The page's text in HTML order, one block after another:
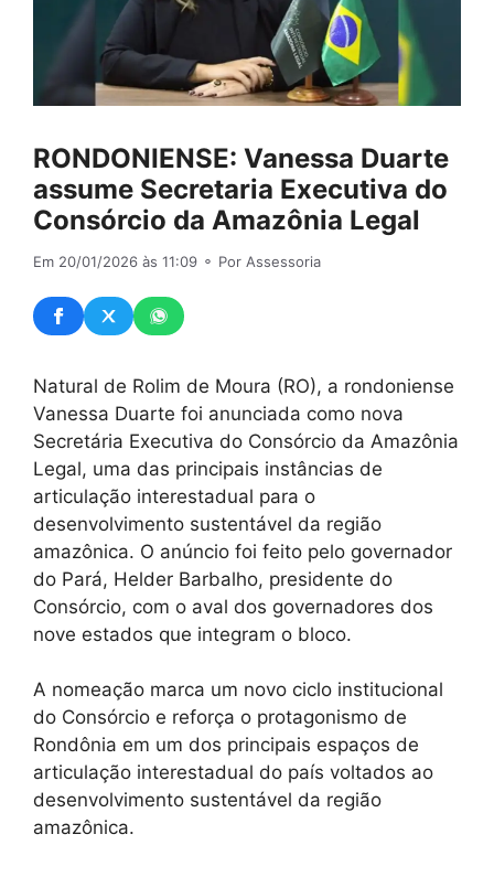
RONDONIENSE: Vanessa Duarte
assume Secretaria Executiva do
Consórcio da Amazônia Legal
Em 20/01/2026 às 11:09 ⚬ Por Assessoria
Natural de Rolim de Moura (RO), a rondoniense
Vanessa Duarte foi anunciada como nova
Secretária Executiva do Consórcio da Amazônia
Legal, uma das principais instâncias de
articulação interestadual para o
desenvolvimento sustentável da região
amazônica. O anúncio foi feito pelo governador
do Pará, Helder Barbalho, presidente do
Consórcio, com o aval dos governadores dos
nove estados que integram o bloco.
A nomeação marca um novo ciclo institucional
do Consórcio e reforça o protagonismo de
Rondônia em um dos principais espaços de
articulação interestadual do país voltados ao
desenvolvimento sustentável da região
amazônica.